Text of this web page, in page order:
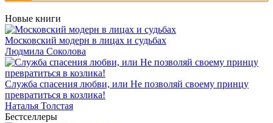
Новые книги
Московский модерн в лицах и судьбах
Людмила Соколова
Служба спасения любви, или Не позволяй своему принцу
превратиться в козлика!
Наталья Толстая
Бестселлеры